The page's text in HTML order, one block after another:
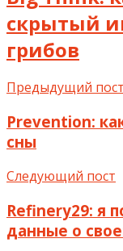
скрытый
грибов
Предыдущий пост
Prevention:
сны
Следующий пост
Refinery29: я
данные о